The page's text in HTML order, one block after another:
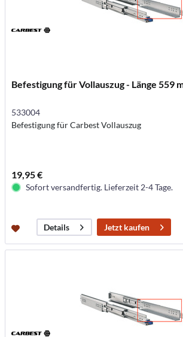
Befestigung für Vollauszug - Länge 559
533004
Befestigung für Carbest Vollauszug
19,95 €
Sofort versandfertig. Lieferzeit 2-4 Tage.
Details Jetzt kaufen